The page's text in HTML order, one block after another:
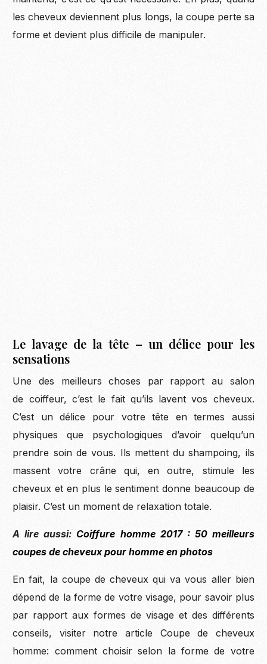
les cheveux deviennent plus longs, la coupe perte sa
forme et devient plus difficile de manipuler.
Le lavage de la tête – un délice pour les
sensations
Une des meilleurs choses par rapport au salon
de coiffeur, c’est le fait qu’ils lavent vos cheveux.
C’est un délice pour votre tête en termes aussi
physiques que psychologiques d’avoir quelqu’un
prendre soin de vous. Ils mettent du shampoing, ils
massent votre crâne qui, en outre, stimule les
cheveux et en plus le sentiment donne beaucoup de
plaisir. C’est un moment de relaxation totale.
A lire aussi:Coiffure homme 2017 : 50 meilleurs
coupes de cheveux pour homme en photos
En fait, la coupe de cheveux qui va vous aller bien
dépend de la forme de votre visage, pour savoir plus
par rapport aux formes de visage et des différents
conseils, visiter notre article Coupe de cheveux
homme: comment choisir selon la forme de votre